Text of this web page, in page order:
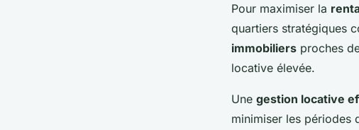
Pour maximiser la
quartiers stratégiques
immobiliers proches
locative élevée.
Une gestion locative
minimiser les périodes